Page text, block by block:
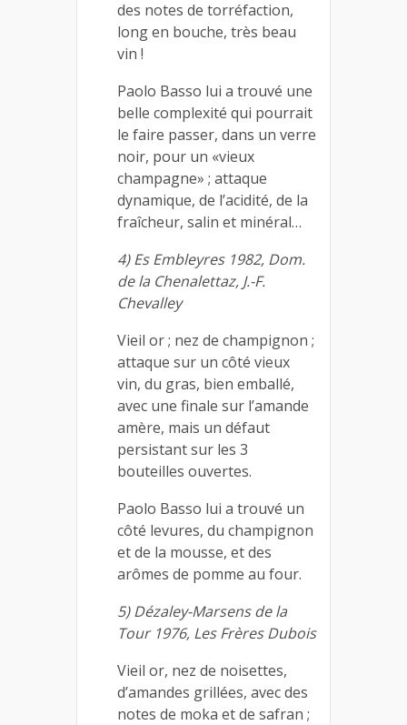
des notes de torréfaction,
long en bouche, très beau
vin !
Paolo Basso lui a trouvé une
belle complexité qui pourrait
le faire passer, dans un verre
noir, pour un «vieux
champagne» ; attaque
dynamique, de l’acidité, de la
fraîcheur, salin et minéral…
4) Es Embleyres 1982, Dom.
de la Chenalettaz, J.-F.
Chevalley
Vieil or ; nez de champignon ;
attaque sur un côté vieux
vin, du gras, bien emballé,
avec une finale sur l’amande
amère, mais un défaut
persistant sur les 3
bouteilles ouvertes.
Paolo Basso lui a trouvé un
côté levures, du champignon
et de la mousse, et des
arômes de pomme au four.
5) Dézaley-Marsens de la
Tour 1976, Les Frères Dubois
Vieil or, nez de noisettes,
d’amandes grillées, avec des
notes de moka et de safran ;